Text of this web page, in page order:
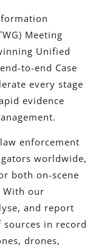
Meeting
Unified
to-end Case
every stage
evidence
enforcement
worldwide,
both on-scene
With our
and report
in record
drones,